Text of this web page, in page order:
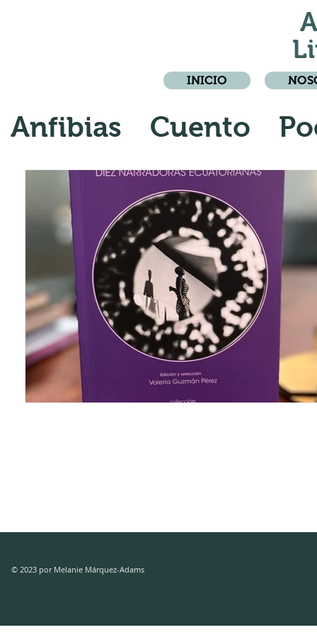
INICIO
Anfibias Cuento
Crónica
Relato
© 2023 por Melanie Márquez-Adams